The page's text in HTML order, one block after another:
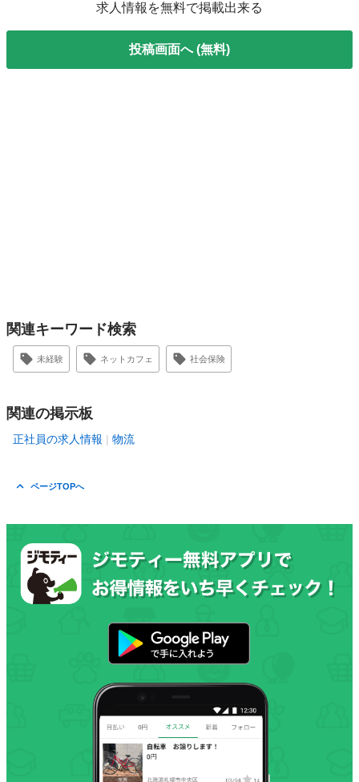
求人情報を無料で掲載出来る
投稿画面へ (無料)
関連キーワード検索
未経験 ネットカフェ 社会保険
関連の掲示板
正社員の求人情報 物流
ページTOPへ